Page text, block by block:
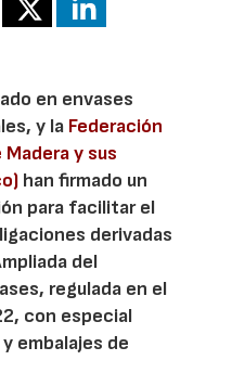
en envases
y la Federación
y sus
han firmado un
para facilitar el
derivadas
del
regulada en el
con especial
embalajes de